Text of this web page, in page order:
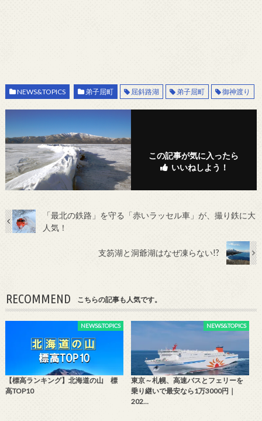
NEWS&TOPICS 弟子屈町 屈斜路湖 弟子屈町 御神渡り
この記事が気に入ったら
いいねしよう！
「最北の鉄路」を守る「赤いラッセル車」が、撮り鉄に大
人気！
支笏湖と洞爺湖はなぜ凍らない!?
RECOMMEND こちらの記事も人気です。
NEWS&TOPICS
【標高ランキング】北海道の山 標
高TOP10
NEWS&TOPICS
東京～札幌、高速バスとフェリーを
乗り継いで最安なら1万3000円｜
202…